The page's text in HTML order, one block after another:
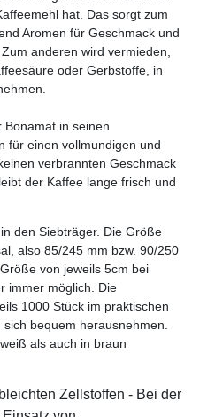
hat. Das sorgt zum
Aromen für Geschmack und
anderen wird vermieden,
oder Gerbstoffe, in
in seinen
für einen vollmundigen und
verbrannten Geschmack
der Kaffee lange frisch und
den Siebträger. Die Größe
also 85/245 mm bzw. 90/250
von jeweils 5cm bei
immer möglich. Die
1000 Stück im praktischen
bequem herausnehmen.
als auch in braun
Zellstoffen - Bei der